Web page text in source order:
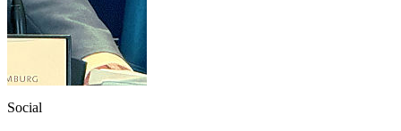
Social